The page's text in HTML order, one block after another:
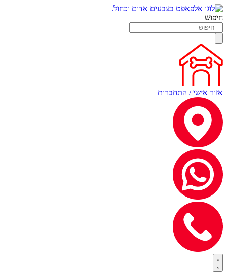
חיפוש
אזור אישי / התחברות